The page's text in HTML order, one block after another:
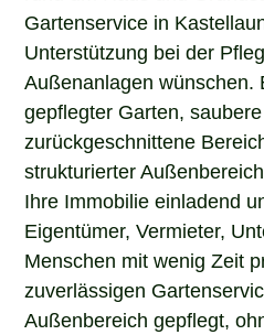
Gartenservice in
Unterstützung bei der
Außenanlagen wünschen.
gepflegter Garten, saubere
zurückgeschnittene
strukturierter
Ihre Immobilie einladend
Eigentümer, Vermieter,
Menschen mit wenig Zeit
zuverlässigen
Außenbereich gepflegt,